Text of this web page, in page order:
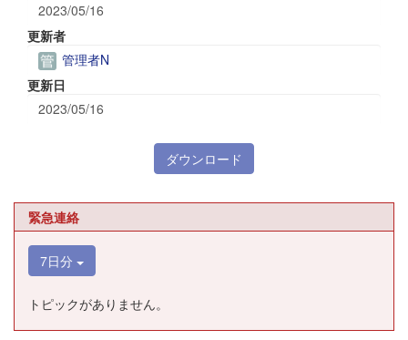
2023/05/16
更新者
管理者N
更新日
2023/05/16
ダウンロード
緊急連絡
7日分
トピックがありません。